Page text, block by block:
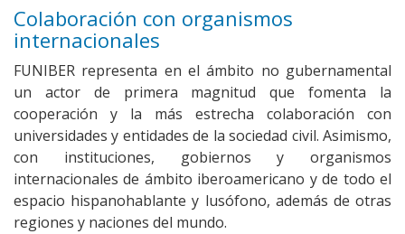
Colaboración con organismos
internacionales
FUNIBER representa en el ámbito no gubernamental
un actor de primera magnitud que fomenta la
cooperación y la más estrecha colaboración con
universidades y entidades de la sociedad civil. Asimismo,
con instituciones, gobiernos y organismos
internacionales de ámbito iberoamericano y de todo el
espacio hispanohablante y lusófono, además de otras
regiones y naciones del mundo.